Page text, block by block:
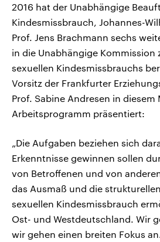
2016 hat der Unabhängige
Kindesmissbrauch, Johannes-
Prof. Jens Brachmann sechs
in die Unabhängige Kommission
sexuellen Kindesmissbrauchs
Vorsitz der Frankfurter
Prof. Sabine Andresen in diesem
Arbeitsprogramm präsentiert:
„Die Aufgaben beziehen sich
Erkenntnisse gewinnen sollen
von Betroffenen und von
das Ausmaß und die
sexuellen Kindesmissbrauch
Ost- und Westdeutschland. Wir
wir gehen einen breiten Fokus